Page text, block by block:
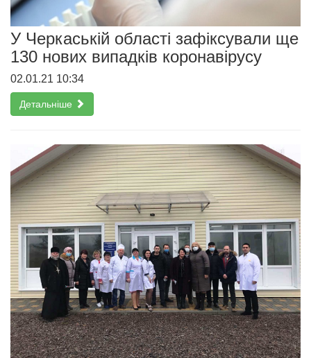
У Черкаській області зафіксували ще
130 нових випадків коронавірусу
02.01.21 10:34
Детальніше